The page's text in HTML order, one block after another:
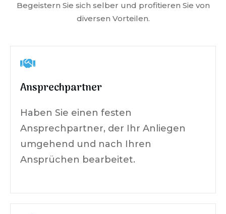
Begeistern Sie sich selber und profitieren Sie von
diversen Vorteilen.
Ansprechpartner
Haben Sie einen festen
Ansprechpartner, der Ihr Anliegen
umgehend und nach Ihren
Ansprüchen bearbeitet.